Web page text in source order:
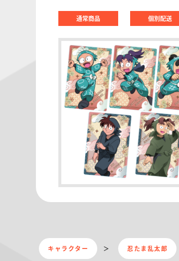
通常商品 個別配送
キャラクター 忍たま乱太郎